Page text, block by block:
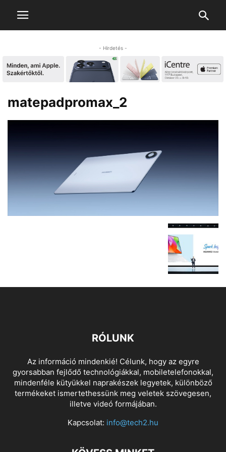
- Hirdetés -
matepadpromax_2
RÓLUNK
Az információ mindenkié! Célunk, hogy az egyre
gyorsabban fejlődő technológiákkal, mobiletelefonokkal,
mindenféle kütyükkel naprakészek legyetek, különböző
termékeket ismertethessünk meg veletek szövegesen,
illetve videó formájában.
Kapcsolat: info@tech2.hu